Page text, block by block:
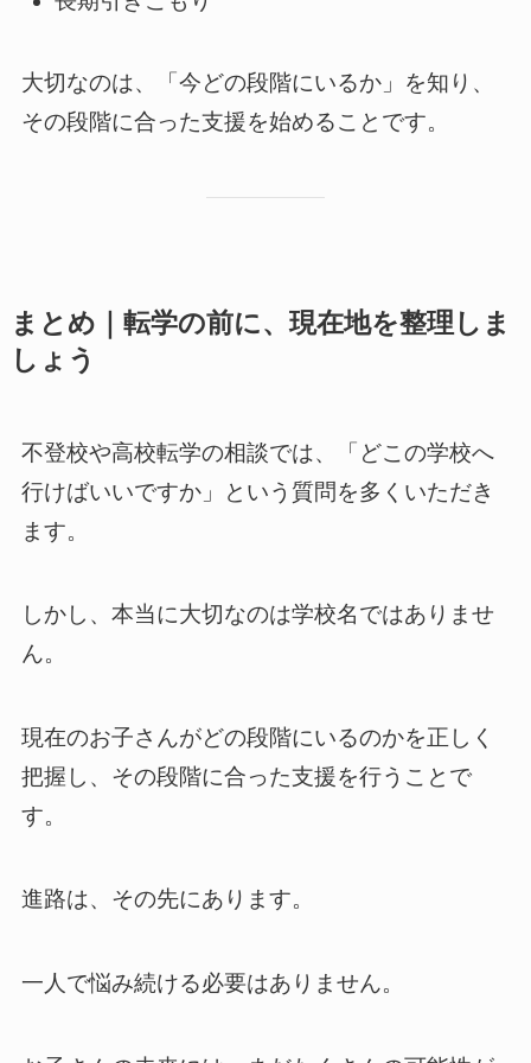
大切なのは、「今どの段階にいるか」を知り、
その段階に合った支援を始めることです。
まとめ｜転学の前に、現在地を整理しま
しょう
不登校や高校転学の相談では、「どこの学校へ
行けばいいですか」という質問を多くいただき
ます。
しかし、本当に大切なのは学校名ではありませ
ん。
現在のお子さんがどの段階にいるのかを正しく
把握し、その段階に合った支援を行うことで
す。
進路は、その先にあります。
一人で悩み続ける必要はありません。